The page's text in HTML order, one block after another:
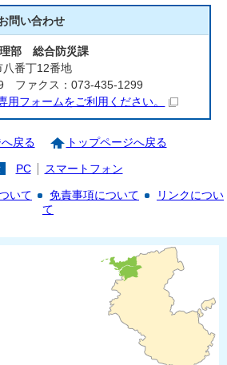
問い合わせ
部 総合防災課
番丁12番地
ファクス：073-435-1299
用フォームをご利用ください。
戻る トップページへ戻る
PC スマートフォン
いて 免責事項について
リンクについ
て